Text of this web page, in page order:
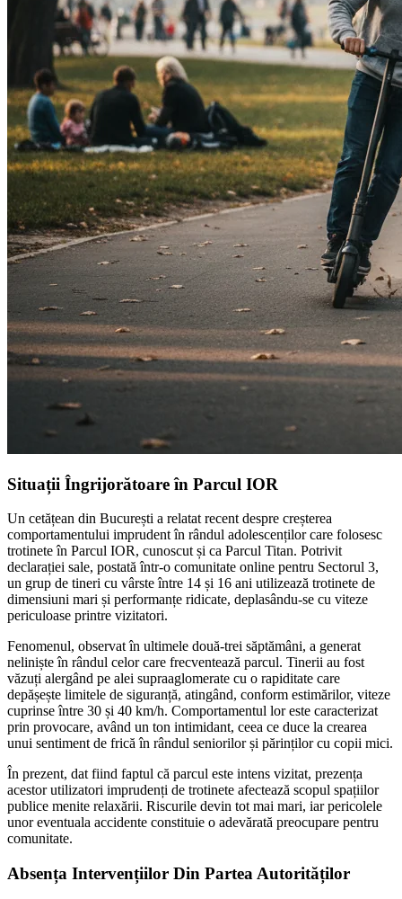
Situații Îngrijorătoare în Parcul IOR
Un cetățean din București a relatat recent despre creșterea
comportamentului imprudent în rândul adolescenților care folosesc
trotinete în Parcul IOR, cunoscut și ca Parcul Titan. Potrivit
declarației sale, postată într-o comunitate online pentru Sectorul 3,
un grup de tineri cu vârste între 14 și 16 ani utilizează trotinete de
dimensiuni mari și performanțe ridicate, deplasându-se cu viteze
periculoase printre vizitatori.
Fenomenul, observat în ultimele două-trei săptămâni, a generat
neliniște în rândul celor care frecventează parcul. Tinerii au fost
văzuți alergând pe alei supraaglomerate cu o rapiditate care
depășește limitele de siguranță, atingând, conform estimărilor, viteze
cuprinse între 30 și 40 km/h. Comportamentul lor este caracterizat
prin provocare, având un ton intimidant, ceea ce duce la crearea
unui sentiment de frică în rândul seniorilor și părinților cu copii mici.
În prezent, dat fiind faptul că parcul este intens vizitat, prezența
acestor utilizatori imprudenți de trotinete afectează scopul spațiilor
publice menite relaxării. Riscurile devin tot mai mari, iar pericolele
unor eventuala accidente constituie o adevărată preocupare pentru
comunitate.
Absența Intervențiilor Din Partea Autorităților